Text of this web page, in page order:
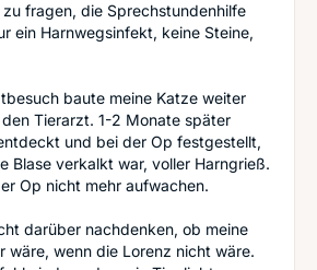
fragen, die Sprechstundenhilfe
ein Harnwegsinfekt, keine Steine,
baute meine Katze weiter
Tierarzt. 1-2 Monate später
und bei der Op festgestellt,
Blase verkalkt war, voller Harngrieß.
Op nicht mehr aufwachen.
darüber nachdenken, ob meine
wäre, wenn die Lorenz nicht wäre.